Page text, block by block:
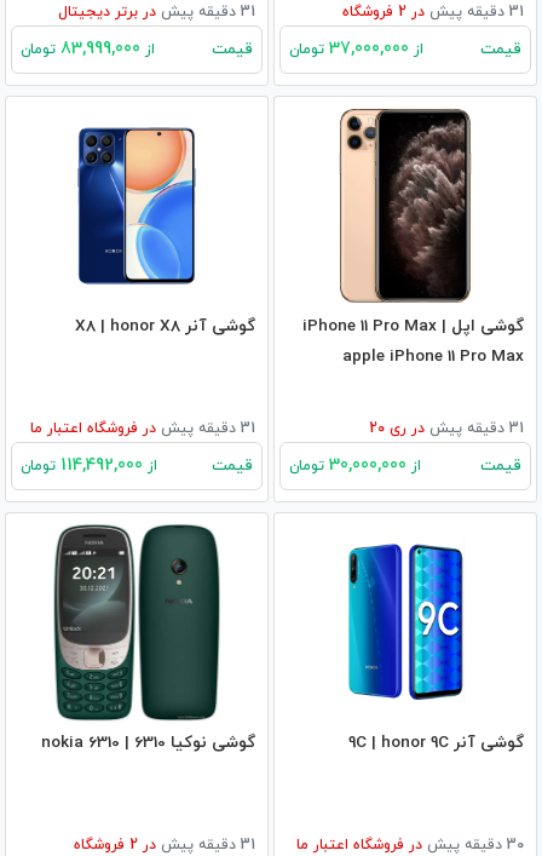
31 دقیقه پیش در فروشگاه
قیمت از تومان
31 دقیقه پیش در برتر دیجیتال
قیمت از تومان
گوشی اپل iPhone 11 Pro Max |
apple iPhone 11 Pro Max
31 دقیقه پیش در ری 20
قیمت از تومان
گوشی آنر X8 | honor X8
31 دقیقه پیش در فروشگاه اعتبار ما
قیمت از تومان
گوشی آنر 9C | honor 9C
30 دقیقه پیش در فروشگاه اعتبار ما
گوشی نوکیا 6310 | nokia 6310
31 دقیقه پیش در فروشگاه